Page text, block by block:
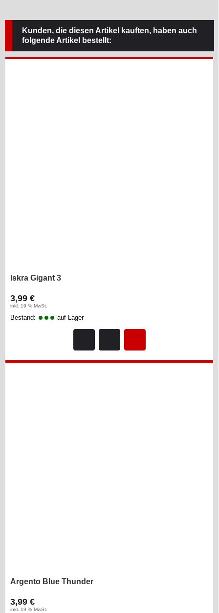
Kunden, die diesen Artikel kauften, haben auch
folgende Artikel bestellt:
Iskra Gigant 3
3,99 €
inkl. 19 % MwSt.
Bestand: auf Lager
Argento Blue Thunder
3,99 €
inkl. 19 % MwSt.